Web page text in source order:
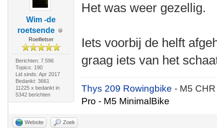
Wim -de
roetsende
Roeifietser
Berichten: 7.596
Topics: 190
Lid sinds: Apr 2017
Bedankt: 3661
11225 x bedankt in
5342 berichten
Het was weer gezellig.
Iets voorbij de helft
graag iets van het
Thys 209 Rowingbike- M5
Pro - M5 MinimalBike
Website Zoek